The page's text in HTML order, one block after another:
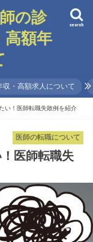
の診
高額年
search
収・高額求人について
い！医師転職失敗例を紹介
医師の転職について
医師転職失